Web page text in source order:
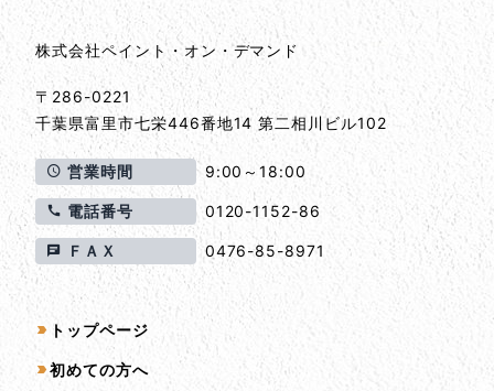
株式会社ペイント・オン・デマンド
〒286-0221
千葉県富里市七栄446番地14 第二相川ビル102
営業時間 9:00～18:00
電話番号 0120-1152-86
ＦＡＸ 0476-85-8971
サイトマップ
トップページ
初めての方へ